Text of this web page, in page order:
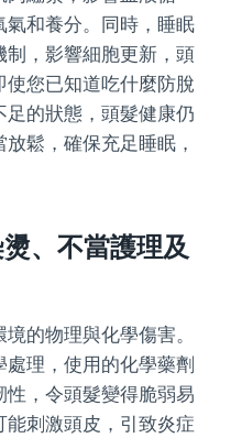
和養分。同時，睡眠
，影響細胞更新，頭
您已知道吃什麼防脫
的狀態，頭髮健康仍
鬆，確保充足睡眠，
、不當護理及
的物理與化學傷害。
理，使用的化學藥劑
，令頭髮變得脆弱易
刺激頭皮，引致炎症